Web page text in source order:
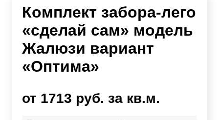
Комплект забора-лего
«сделай сам» модель
Жалюзи вариант
«Оптима»
от 1713 руб. за кв.м.